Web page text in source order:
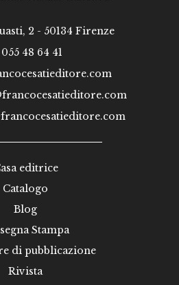
2 - 50134 Firenze
48 64 41
editrice
Catalogo
Blog
Stampa
di pubblicazione
Rivista